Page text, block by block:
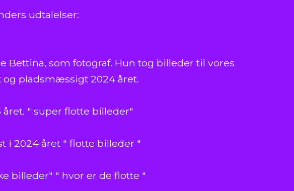
udtalelser:
Bettina, som fotograf. Hun tog billeder til vores
pladsmæssigt 2024 året.
" super flotte billeder"
i 2024 året " flotte billeder "
billeder" " hvor er de flotte "